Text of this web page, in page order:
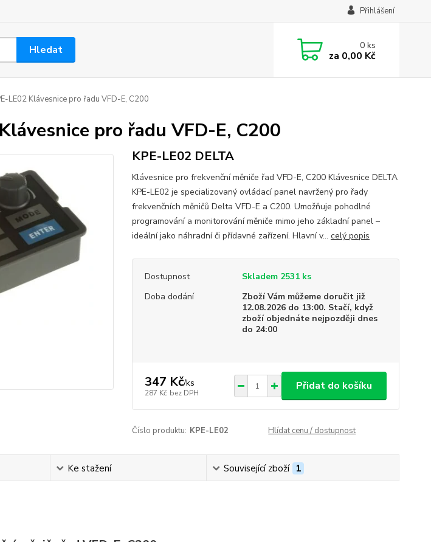
Přihlášení
Hledat 0ks
za 0,00 Kč
LE02 Klávesnice pro řadu VFD-E, C200
pro řadu VFD-E, C200
KPE-LE02 DELTA
Klávesnice pro frekvenční měniče řad VFD-E, C200 Klávesnice DELTA
KPE-LE02 je specializovaný ovládací panel navržený pro řady
frekvenčních měničů Delta VFD-E a C200. Umožňuje pohodlné
programování a monitorování měniče mimo jeho základní panel –
ideální jako náhradní či přídavné zařízení. Hlavní v... celý popis
Dostupnost
Skladem 2531 ks
Doba dodání
Zboží Vám můžeme doručit již
12.08.2026 do 13:00. Stačí, když
zboží objednáte nejpozději dnes
do 24:00
347 Kč/ks
287 Kč bez DPH
Přidat do košíku
Číslo produktu: KPE-LE02 Hlídat cenu / dostupnost
Ke stažení Související zboží 1